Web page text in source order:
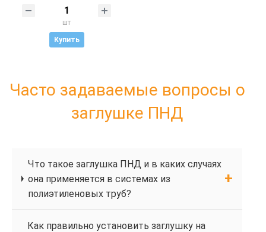
шт
Купить
Часто задаваемые вопросы о
заглушке ПНД
Что такое заглушка ПНД и в каких случаях
она применяется в системах из
полиэтиленовых труб?
Как правильно установить заглушку на